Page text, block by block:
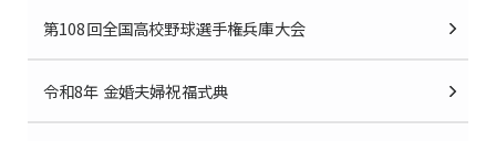
第108回全国高校野球選手権兵庫大会
令和8年 金婚夫婦祝福式典